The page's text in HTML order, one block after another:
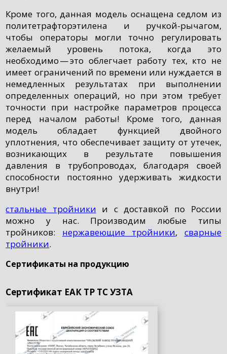
Кроме того, данная модель оснащена седлом из
политетрафторэтилена и ручкой-рычагом,
чтобы операторы могли точно регулировать
желаемый уровень потока, когда это
необходимо — это облегчает работу тех, кто не
имеет ограничений по времени или нуждается в
немедленных результатах при выполнении
определенных операций, но при этом требует
точности при настройке параметров процесса
перед началом работы! Кроме того, данная
модель обладает функцией двойного
уплотнения, что обеспечивает защиту от утечек,
возникающих в результате повышения
давления в трубопроводах, благодаря своей
способности постоянно удерживать жидкости
внутри!
стальные тройники и с доставкой по России
можно у нас. Производим любые типы
тройников: нержавеющие тройники, сварные
тройники.
Сертификаты на продукцию
Сертификат ЕАК ТР ТС УЗТА